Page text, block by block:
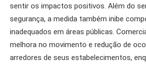
sentir os impactos positivos. Além do
segurança, a medida também inibe
inadequados em áreas públicas.
melhora no movimento e redução de
arredores de seus estabelecimentos,